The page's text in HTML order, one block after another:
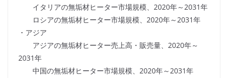
イタリアの無垢材ヒーター市場規模、2020年～2031年
ロシアの無垢材ヒーター市場規模、2020年～2031年
・アジア
アジアの無垢材ヒーター売上高・販売量、2020年～
2031年
中国の無垢材ヒーター市場規模、2020年～2031年